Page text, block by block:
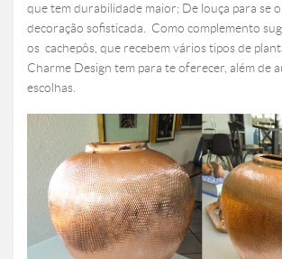
que tem durabilidade maior; De louça para se
decoração sofisticada. Como complemento
os cachepôs, que recebem vários tipos de
Charme Design tem para te oferecer, além de
escolhas.